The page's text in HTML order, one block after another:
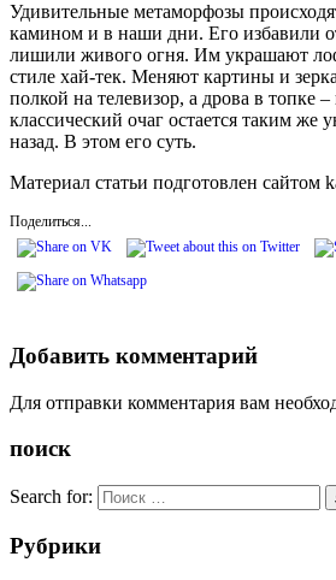
Удивительные метаморфозы
камином и в наши дни. Его избавили
лишили живого огня. Им украшают
стиле хай-тек. Меняют картины и
полкой на телевизор, а дрова в топке
классический очаг остается таким же
назад. В этом его суть.
Материал статьи подготовлен сайтом
Поделиться...
Добавить комментарий
Для отправки комментария вам
поиск
Search for:
Рубрики